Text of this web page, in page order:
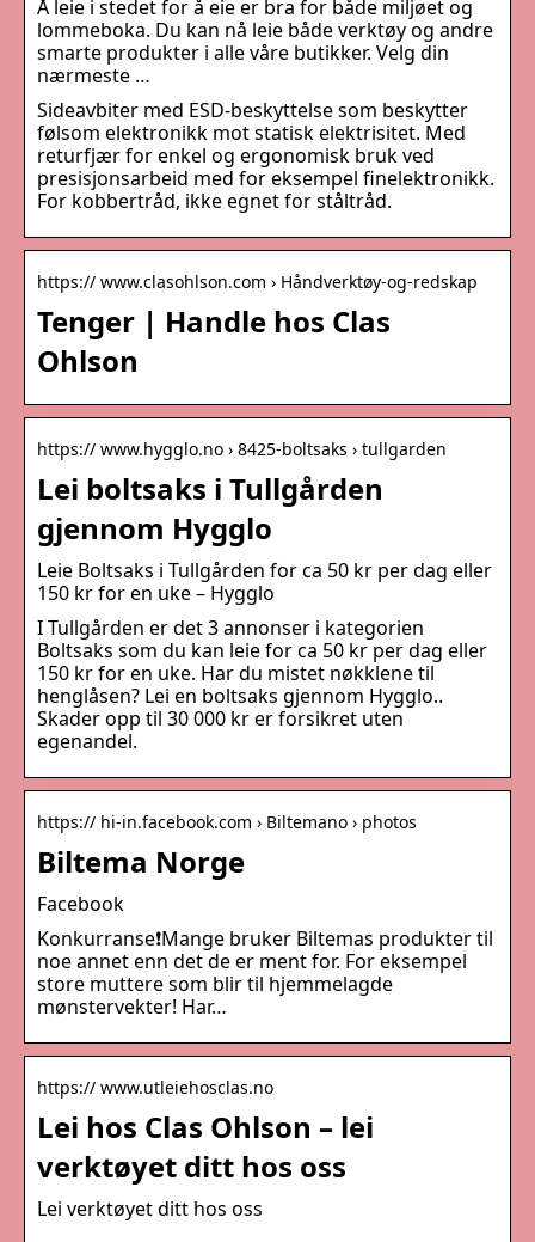
Å leie i stedet for å eie er bra for både miljøet og
lommeboka. Du kan nå leie både verktøy og andre
smarte produkter i alle våre butikker. Velg din
nærmeste …
Sideavbiter med ESD-beskyttelse som beskytter
følsom elektronikk mot statisk elektrisitet. Med
returfjær for enkel og ergonomisk bruk ved
presisjonsarbeid med for eksempel finelektronikk.
For kobbertråd, ikke egnet for ståltråd.
https:// www.clasohlson.com › Håndverktøy-og-redskap
Tenger | Handle hos Clas
Ohlson
https:// www.hygglo.no › 8425-boltsaks › tullgarden
Lei boltsaks i Tullgården
gjennom Hygglo
Leie Boltsaks i Tullgården for ca 50 kr per dag eller
150 kr for en uke – Hygglo
I Tullgården er det 3 annonser i kategorien
Boltsaks som du kan leie for ca 50 kr per dag eller
150 kr for en uke. Har du mistet nøkklene til
henglåsen? Lei en boltsaks gjennom Hygglo..
Skader opp til 30 000 kr er forsikret uten
egenandel.
https:// hi-in.facebook.com › Biltemano › photos
Biltema Norge
Facebook
Konkurranse❗Mange bruker Biltemas produkter til
noe annet enn det de er ment for. For eksempel
store muttere som blir til hjemmelagde
mønstervekter! Har…
https:// www.utleiehosclas.no
Lei hos Clas Ohlson – lei
verktøyet ditt hos oss
Lei verktøyet ditt hos oss